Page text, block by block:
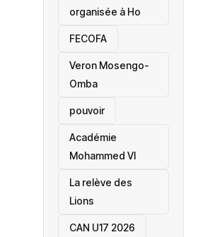
organisée à Ho
‎FECOFA
Veron Mosengo-
Omba
pouvoir
Académie
Mohammed VI
La relève des
Lions
CAN U17 2026